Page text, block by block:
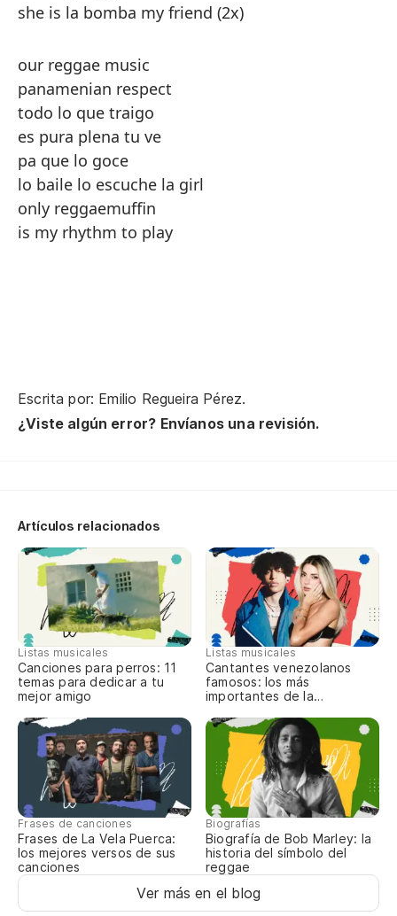
she is la bomba my friend (2x)
our reggae music
panamenian respect
todo lo que traigo
es pura plena tu ve
pa que lo goce
lo baile lo escuche la girl
only reggaemuffin
is my rhythm to play
Escrita por: Emilio Regueira Pérez.
¿Viste algún error? Envíanos una revisión.
Artículos relacionados
Listas musicales
Canciones para perros: 11
temas para dedicar a tu
mejor amigo
Listas musicales
Cantantes venezolanos
famosos: los más
importantes de la
Frases de canciones
Frases de La Vela Puerca:
los mejores versos de sus
canciones
Biografías
Biografía de Bob Marley: la
historia del símbolo del
reggae
Ver más en el blog